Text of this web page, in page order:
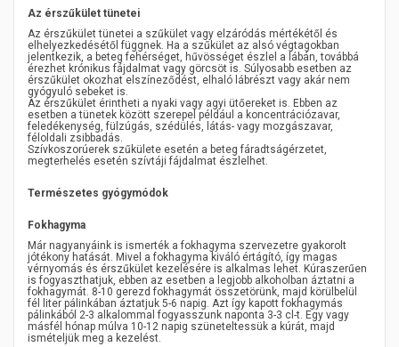
Az érszűkület tünetei
Az érszűkület tünetei a szűkület vagy elzáródás mértékétől és
elhelyezkedésétől függnek. Ha a szűkület az alsó végtagokban
jelentkezik, a beteg fehérséget, hűvösséget észlel a lábán, továbbá
érezhet krónikus fájdalmat vagy görcsöt is. Súlyosabb esetben az
érszűkület okozhat elszíneződést, elhaló lábrészt vagy akár nem
gyógyuló sebeket is.
Az érszűkület érintheti a nyaki vagy agyi ütőereket is. Ebben az
esetben a tünetek között szerepel például a koncentrációzavar,
feledékenység, fülzúgás, szédülés, látás- vagy mozgászavar,
féloldali zsibbadás.
Szívkoszorúerek szűkülete esetén a beteg fáradtságérzetet,
megterhelés esetén szívtáji fájdalmat észlelhet.
Természetes gyógymódok
Fokhagyma
Már nagyanyáink is ismerték a fokhagyma szervezetre gyakorolt
jótékony hatását. Mivel a fokhagyma kiváló értágító, így magas
vérnyomás és érszűkület kezelésére is alkalmas lehet. Kúraszerűen
is fogyaszthatjuk, ebben az esetben a legjobb alkoholban áztatni a
fokhagymát. 8-10 gerezd fokhagymát összetörünk, majd körülbelül
fél liter pálinkában áztatjuk 5-6 napig. Azt így kapott fokhagymás
pálinkából 2-3 alkalommal fogyasszunk naponta 3-3 cl-t. Egy vagy
másfél hónap múlva 10-12 napig szüneteltessük a kúrát, majd
ismételjük meg a kezelést.